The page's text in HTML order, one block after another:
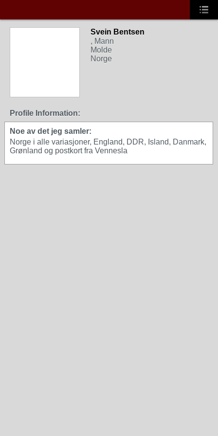
Svein Bentsen
, Mann
Molde
Norge
Profile Information:
Noe av det jeg samler:
Norge i alle variasjoner, England, DDR, Island, Danmark,
Grønland og postkort fra Vennesla